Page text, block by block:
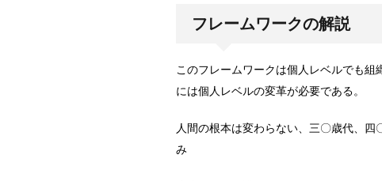
フレームワークの解説
このフレームワークは個人レベルでも
には個人レベルの変革が必要である。
人間の根本は変わらない、三〇歳代、
み